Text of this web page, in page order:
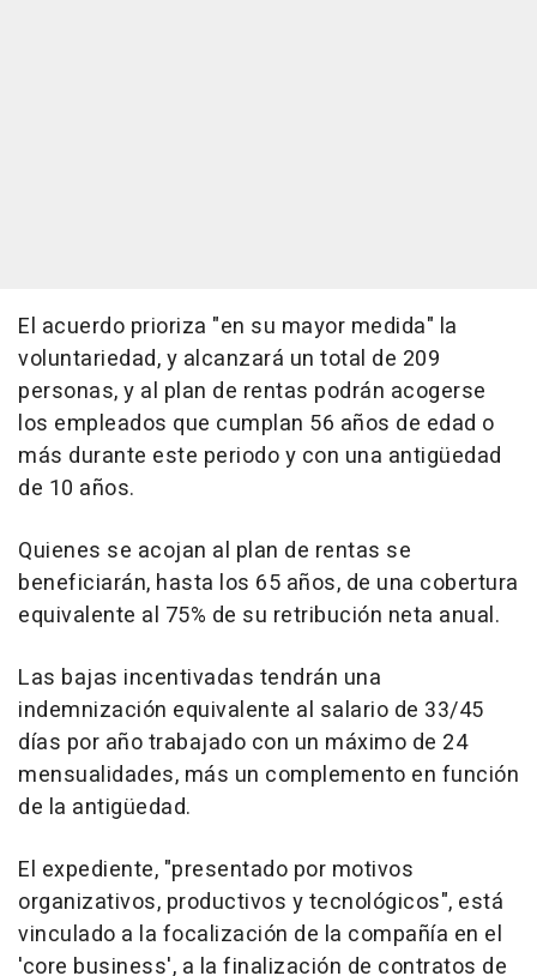
El acuerdo prioriza "en su mayor medida" la
voluntariedad, y alcanzará un total de 209
personas, y al plan de rentas podrán acogerse
los empleados que cumplan 56 años de edad o
más durante este periodo y con una antigüedad
de 10 años.
Quienes se acojan al plan de rentas se
beneficiarán, hasta los 65 años, de una cobertura
equivalente al 75% de su retribución neta anual.
Las bajas incentivadas tendrán una
indemnización equivalente al salario de 33/45
días por año trabajado con un máximo de 24
mensualidades, más un complemento en función
de la antigüedad.
El expediente, "presentado por motivos
organizativos, productivos y tecnológicos", está
vinculado a la focalización de la compañía en el
'core business', a la finalización de contratos de